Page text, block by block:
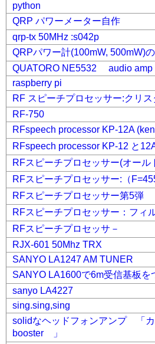
python
QRP パワーメーター自作
qrp-tx 50MHz :s042p
QRPパワー計(100mW, 500mW)
QUATORO NE5532 audio amp
raspberry pi
RF スピーチプロセッサー:クリ
RF-750
RFspeech processor KP-12A
RFspeech processor KP-12 と
RFスピーチプロセッサー(オール
RFスピーチプロセッサー:（
RFスピーチプロセッサー第5弾
RFスピーチプロセッサー：フィ
RFスピーチプロセッサ－
RJX-601 50Mhz TRX
SANYO LA1247 AM TUNER
SANYO LA1600で6m受信基板を
sanyo LA4227
sing.sing,sing
solidなヘッドフォンアンプ 「
booster 」